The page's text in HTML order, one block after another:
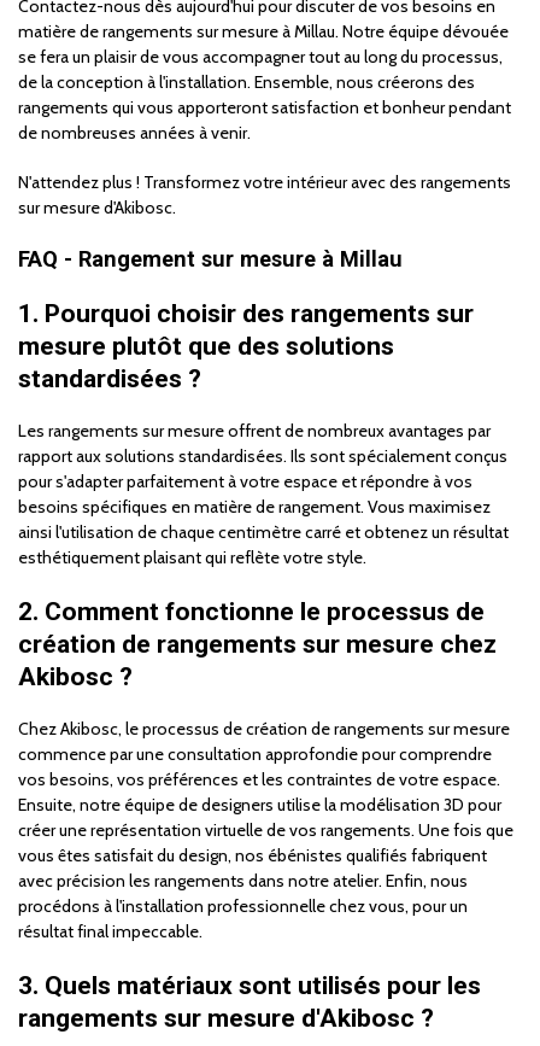
Contactez-nous dès aujourd'hui pour discuter de vos besoins en
matière de rangements sur mesure à Millau. Notre équipe dévouée
se fera un plaisir de vous accompagner tout au long du processus,
de la conception à l'installation. Ensemble, nous créerons des
rangements qui vous apporteront satisfaction et bonheur pendant
de nombreuses années à venir.
N'attendez plus ! Transformez votre intérieur avec des rangements
sur mesure d'Akibosc.
FAQ - Rangement sur mesure à Millau
1. Pourquoi choisir des rangements sur
mesure plutôt que des solutions
standardisées ?
Les rangements sur mesure offrent de nombreux avantages par
rapport aux solutions standardisées. Ils sont spécialement conçus
pour s'adapter parfaitement à votre espace et répondre à vos
besoins spécifiques en matière de rangement. Vous maximisez
ainsi l'utilisation de chaque centimètre carré et obtenez un résultat
esthétiquement plaisant qui reflète votre style.
2. Comment fonctionne le processus de
création de rangements sur mesure chez
Akibosc ?
Chez Akibosc, le processus de création de rangements sur mesure
commence par une consultation approfondie pour comprendre
vos besoins, vos préférences et les contraintes de votre espace.
Ensuite, notre équipe de designers utilise la modélisation 3D pour
créer une représentation virtuelle de vos rangements. Une fois que
vous êtes satisfait du design, nos ébénistes qualifiés fabriquent
avec précision les rangements dans notre atelier. Enfin, nous
procédons à l'installation professionnelle chez vous, pour un
résultat final impeccable.
3. Quels matériaux sont utilisés pour les
rangements sur mesure d'Akibosc ?